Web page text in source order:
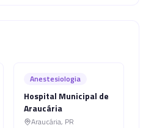
Anestesiologia
Hospital Municipal de
Araucária
Araucária, PR